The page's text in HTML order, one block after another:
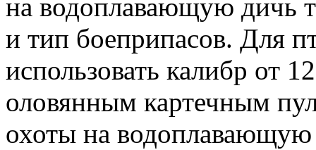
на водоплавающую дичь
и тип боеприпасов. Для
использовать калибр от
оловянным картечным
охоты на